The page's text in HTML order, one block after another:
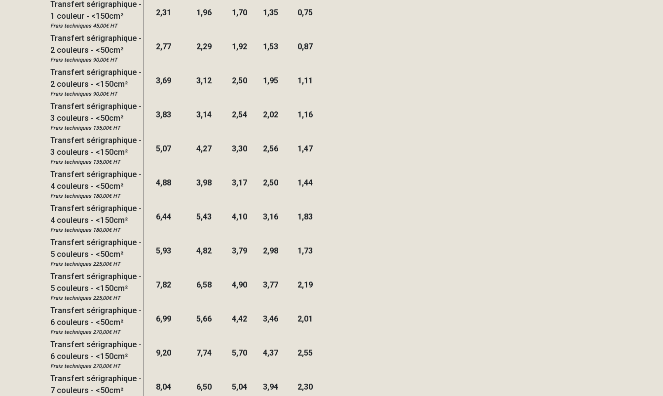
Transfert sérigraphique -
1 couleur - <150cm²
Frais techniques 45,00€ HT
2,31 1,96 1,70 1,35 0,75
Transfert sérigraphique -
2 couleurs - <50cm²
Frais techniques 90,00€ HT
2,77 2,29 1,92 1,53 0,87
Transfert sérigraphique -
2 couleurs - <150cm²
Frais techniques 90,00€ HT
3,69 3,12 2,50 1,95 1,11
Transfert sérigraphique -
3 couleurs - <50cm²
Frais techniques 135,00€ HT
3,83 3,14 2,54 2,02 1,16
Transfert sérigraphique -
3 couleurs - <150cm²
Frais techniques 135,00€ HT
5,07 4,27 3,30 2,56 1,47
Transfert sérigraphique -
4 couleurs - <50cm²
Frais techniques 180,00€ HT
4,88 3,98 3,17 2,50 1,44
Transfert sérigraphique -
4 couleurs - <150cm²
Frais techniques 180,00€ HT
6,44 5,43 4,10 3,16 1,83
Transfert sérigraphique -
5 couleurs - <50cm²
Frais techniques 225,00€ HT
5,93 4,82 3,79 2,98 1,73
Transfert sérigraphique -
5 couleurs - <150cm²
Frais techniques 225,00€ HT
7,82 6,58 4,90 3,77 2,19
Transfert sérigraphique -
6 couleurs - <50cm²
Frais techniques 270,00€ HT
6,99 5,66 4,42 3,46 2,01
Transfert sérigraphique -
6 couleurs - <150cm²
Frais techniques 270,00€ HT
9,20 7,74 5,70 4,37 2,55
Transfert sérigraphique -
7 couleurs - <50cm²
8,04 6,50 5,04 3,94 2,30